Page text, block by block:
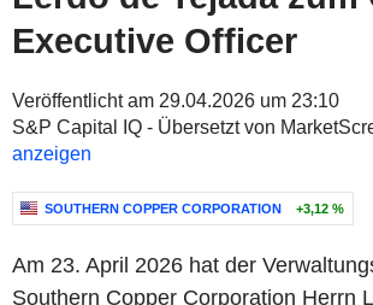
Executive Officer
Veröffentlicht am 29.04.2026 um 23:10
S&P Capital IQ - Übersetzt von
anzeigen
SOUTHERN COPPER CORPORATION +3,12 %
Am 23. April 2026 hat der
Southern Copper Corporation Herrn